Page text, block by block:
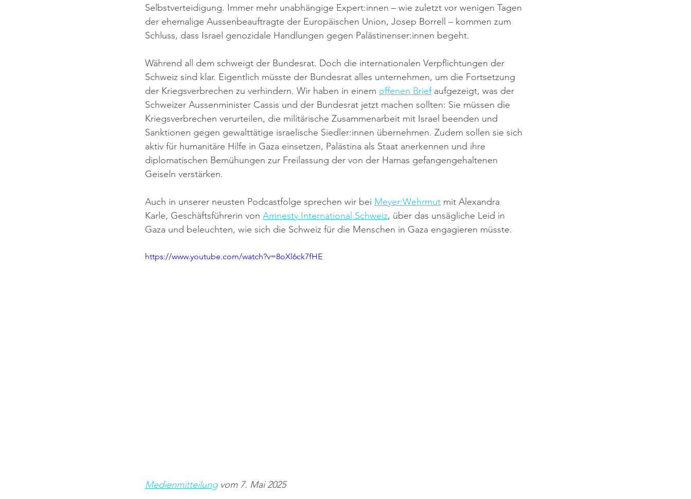
Selbstverteidigung. Immer mehr unabhängige Expert:innen – wie zuletzt vor wenigen Tagen
der ehemalige Aussenbeauftragte der Europäischen Union, Josep Borrell – kommen zum
Schluss, dass Israel genozidale Handlungen gegen Palästinenser:innen begeht.
Während all dem schweigt der Bundesrat. Doch die internationalen Verpflichtungen der
Schweiz sind klar. Eigentlich müsste der Bundesrat alles unternehmen, um die Fortsetzung
der Kriegsverbrechen zu verhindern. Wir haben in einem offenen Brief aufgezeigt, was der
Schweizer Aussenminister Cassis und der Bundesrat jetzt machen sollten: Sie müssen die
Kriegsverbrechen verurteilen, die militärische Zusammenarbeit mit Israel beenden und
Sanktionen gegen gewalttätige israelische Siedler:innen übernehmen. Zudem sollen sie sich
aktiv für humanitäre Hilfe in Gaza einsetzen, Palästina als Staat anerkennen und ihre
diplomatischen Bemühungen zur Freilassung der von der Hamas gefangengehaltenen
Geiseln verstärken.
Auch in unserer neusten Podcastfolge sprechen wir bei Meyer:Wehrmut mit Alexandra
Karle, Geschäftsführerin von Amnesty International Schweiz, über das unsägliche Leid in
Gaza und beleuchten, wie sich die Schweiz für die Menschen in Gaza engagieren müsste.
https://www.youtube.com/watch?v=8oXl6ck7fHE
Medienmitteilung vom 7. Mai 2025